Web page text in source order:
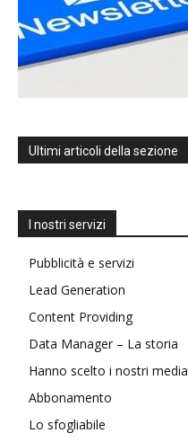
Ultimi articoli della sezione
I nostri servizi
Pubblicità e servizi
Lead Generation
Content Providing
Data Manager – La storia
Hanno scelto i nostri media
Abbonamento
Lo sfogliabile